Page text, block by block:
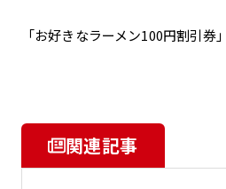
「お好きなラーメン100円割引券
関連記事